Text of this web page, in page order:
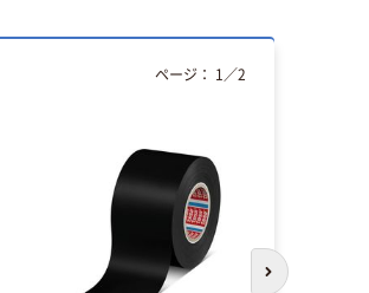
ページ： 1 ／2
次のスライド